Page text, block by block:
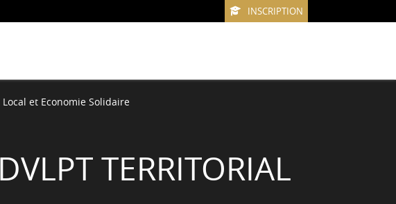
INSCRIPTION
et Economie Solidaire
TERRITORIAL